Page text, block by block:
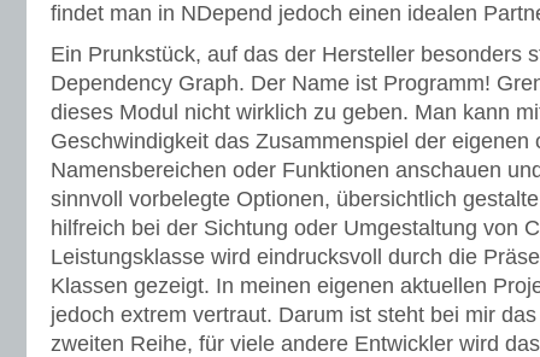
findet man in NDepend jedoch einen idealen
Ein Prunkstück, auf das der Hersteller besonders
Dependency Graph. Der Name ist Programm!
dieses Modul nicht wirklich zu geben. Man kann
Geschwindigkeit das Zusammenspiel der eigenen
Namensbereichen oder Funktionen anschauen
sinnvoll vorbelegte Optionen, übersichtlich
hilfreich bei der Sichtung oder Umgestaltung von
Leistungsklasse wird eindrucksvoll durch die
Klassen gezeigt. In meinen eigenen aktuellen
jedoch extrem vertraut. Darum ist steht bei mir
zweiten Reihe, für viele andere Entwickler wird